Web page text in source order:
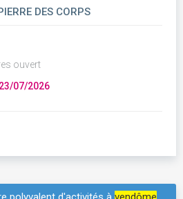
DES CORPS
ouvert
23/07/2026